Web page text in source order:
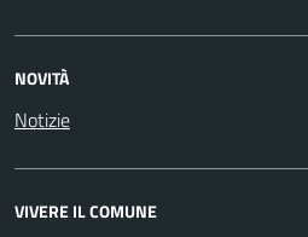
NOVITÀ
Notizie
VIVERE IL COMUNE